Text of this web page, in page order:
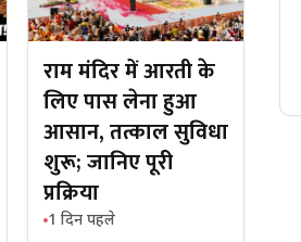
राम मंदिर में आरती के
लिए पास लेना हुआ
आसान, तत्काल सुविधा
शुरू; जानिए पूरी
प्रक्रिया
1 दिन पहले